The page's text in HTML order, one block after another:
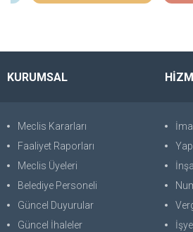
KURUMSAL
Meclis Kararları
Faaliyet Raporları
Meclis Üyeleri
Belediye Personeli
Güncel Duyurular
Güncel İhaleler